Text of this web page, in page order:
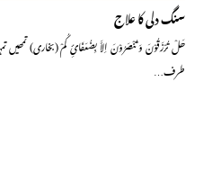
سنگ دلی کا علاج
ھَلْ تُرْزَقُوْنَ وَ تُنْصَرُوْنَ اِلاَّ بِضُعَفَائِ کُمْ (بخاری)
طرف…